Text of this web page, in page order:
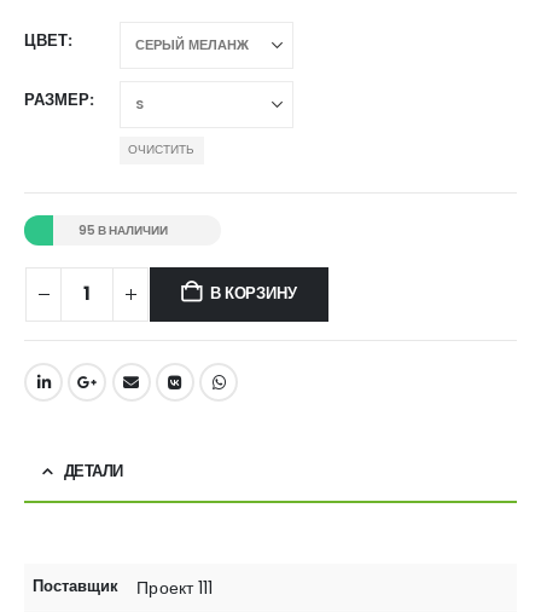
ЦВЕТ
РАЗМЕР
ОЧИСТИТЬ
95 В НАЛИЧИИ
В КОРЗИНУ
ДЕТАЛИ
Поставщик Проект 111